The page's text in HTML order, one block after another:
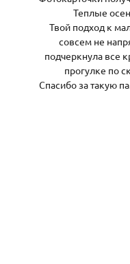
Теплые
Твой подход к
совсем не
подчеркнула все
прогулке по
Спасибо за такую